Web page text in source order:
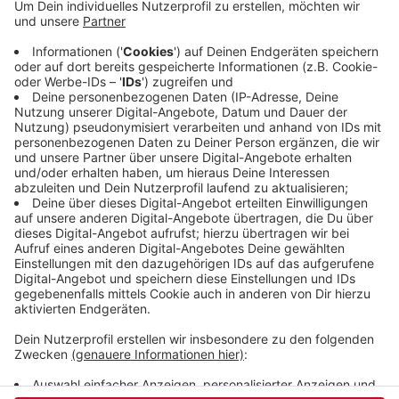
Unterstützung zu bekommen. Normalerweise
verwandelt das Festival an jedem Juli-Dienstag
öffentliche Plätze in unserer Stadt in eine Bühne
für alle, zum Beispiel den Bahnhofsvorplatz am
Döppersberg. Die Organisatoren bedauern die
Absage und hoffen, dass sie das Festival nächstes
Jahr wieder durchführen können.
Veröffentlicht:Freitag, 15.05.2026 13:36
Anzeige
Anzeige